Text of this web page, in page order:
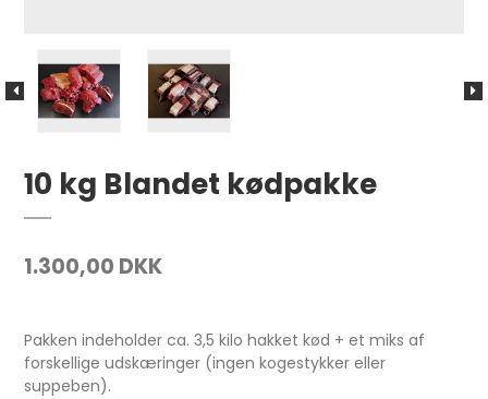
10 kg Blandet kødpakke
1.300,00 DKK
Pakken indeholder ca. 3,5 kilo hakket kød + et miks af
forskellige udskæringer (ingen kogestykker eller
suppeben).